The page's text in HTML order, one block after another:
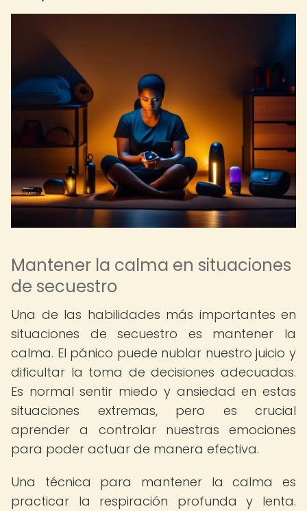
Mantener la calma en situaciones
de secuestro
Una de las habilidades más importantes en
situaciones de secuestro es mantener la
calma. El pánico puede nublar nuestro juicio y
dificultar la toma de decisiones adecuadas.
Es normal sentir miedo y ansiedad en estas
situaciones extremas, pero es crucial
aprender a controlar nuestras emociones
para poder actuar de manera efectiva.
Una técnica para mantener la calma es
practicar la respiración profunda y lenta.